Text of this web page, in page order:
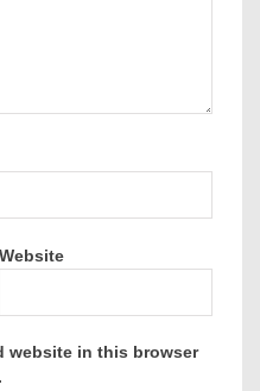
Website
website in this browser